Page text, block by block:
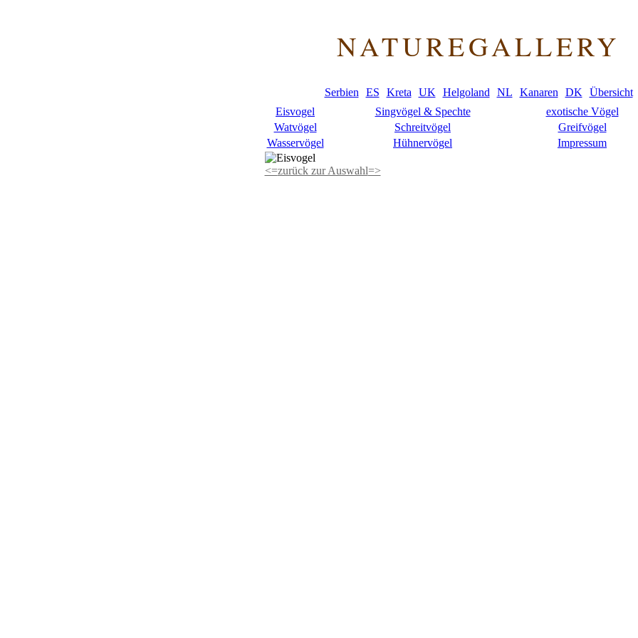
NATUREGALLERY
Serbien ES Kreta UK Helgoland NL Kanaren DK
Übersicht
Eisvogel
Singvögel & Spechte exotische Vögel
Watvögel
Schreitvögel Greifvögel
Wasservögel
Hühnervögel Impressum
<=zurück zur Auswahl=>